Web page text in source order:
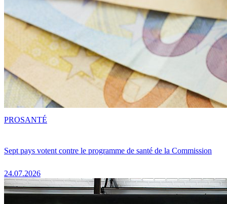
Sept pays votent contre le programme de santé de la Commission
24.07.2026
PROSANTÉ